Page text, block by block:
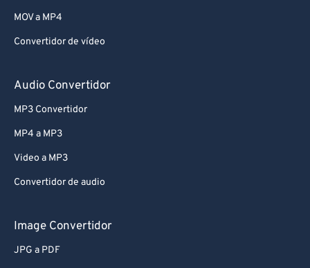
MOV a MP4
Convertidor de vídeo
Audio Convertidor
MP3 Convertidor
MP4 a MP3
Video a MP3
Convertidor de audio
Image Convertidor
JPG a PDF